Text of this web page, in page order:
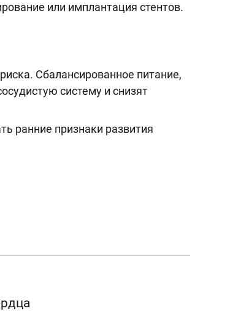
или имплантация стентов.
Сбалансированное питание,
систему и снизят
ранние признаки развития